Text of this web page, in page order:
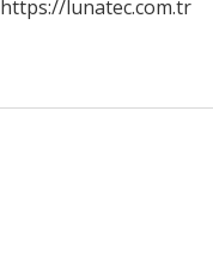
https://lunatec.com.tr